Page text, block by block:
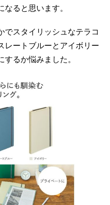
ると思います。
でスタイリッシュなテラコ
レートブルーとアイボリー
るか悩みました。